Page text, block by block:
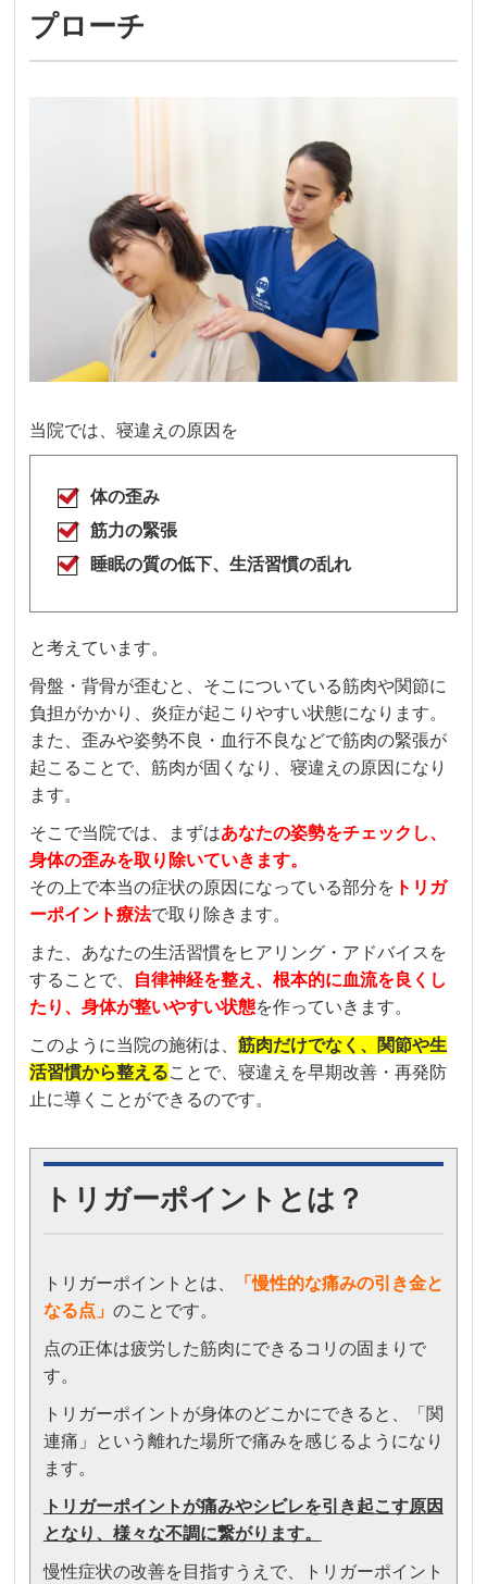
プローチ
当院では、寝違えの原因を
体の歪み
筋力の緊張
睡眠の質の低下、生活習慣の乱れ
と考えています。
骨盤・背骨が歪むと、そこについている筋肉や関節に
負担がかかり、炎症が起こりやすい状態になります。
また、歪みや姿勢不良・血行不良などで筋肉の緊張が
起こることで、筋肉が固くなり、寝違えの原因になり
ます。
そこで当院では、まずはあなたの姿勢をチェックし、
身体の歪みを取り除いていきます。
その上で本当の症状の原因になっている部分を トリガ
ーポイント療法で取り除きます。
また、あなたの生活習慣をヒアリング・アドバイスを
することで、
自律神経を整え、根本的に血流を良くし
たり、身体が整いやすい状態を作っていきます。
このように当院の施術は、筋肉だけでなく、関節や生
活習慣から整えることで、寝違えを早期改善・再発防
止に導くことができるのです。
トリガーポイントとは？
トリガーポイントとは、 「慢性的な痛みの引き金と
なる点」 のことです。
点の正体は疲労した筋肉にできるコリの固まりで
す。
トリガーポイントが身体のどこかにできると、「関
連痛」という離れた場所で痛みを感じるようになり
ます。
トリガーポイントが痛みやシビレを引き起こす原因
となり、様々な不調に繋がります。
慢性症状の改善を目指すうえで、トリガーポイント